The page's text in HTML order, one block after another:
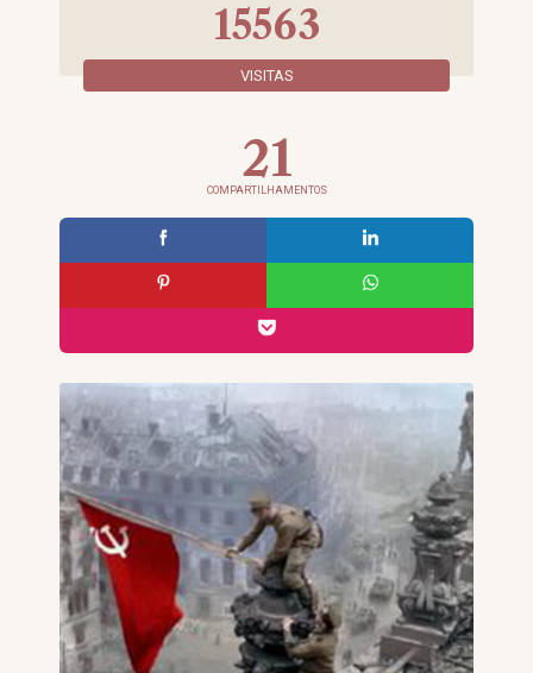
15563
VISITAS
21
COMPARTILHAMENTOS